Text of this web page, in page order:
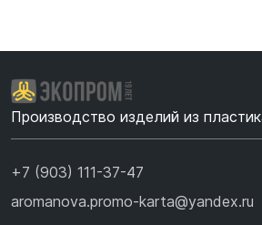
Производство изделий из
+7 (903) 111-37-47
aromanova.promo-karta@yandex.ru